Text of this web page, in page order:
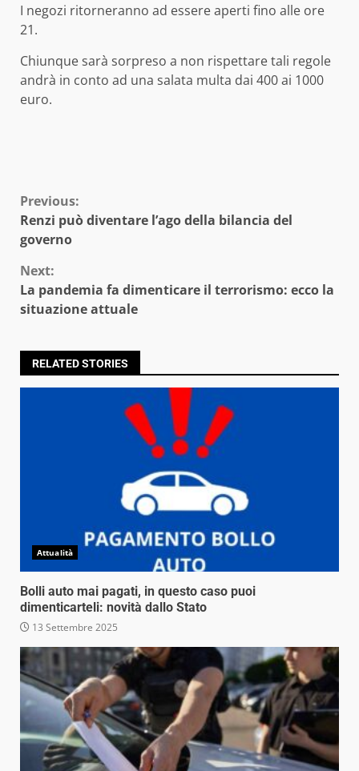
I negozi ritorneranno ad essere aperti fino alle ore
21.
Chiunque sarà sorpreso a non rispettare tali regole
andrà in conto ad una salata multa dai 400 ai 1000
euro.
Continue
Reading
Previous:
Renzi può diventare l’ago della bilancia del
governo
Next:
La pandemia fa dimenticare il terrorismo: ecco la
situazione attuale
RELATED STORIES
Attualità
Bolli auto mai pagati, in questo caso puoi
dimenticarteli: novità dallo Stato
13 Settembre 2025